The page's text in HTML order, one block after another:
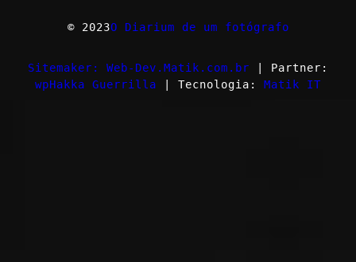
© 2023O Diarium de um fotógrafo
Sitemaker: Web-Dev.Matik.com.br | Partner:
wpHakka Guerrilla | Tecnologia: Matik IT